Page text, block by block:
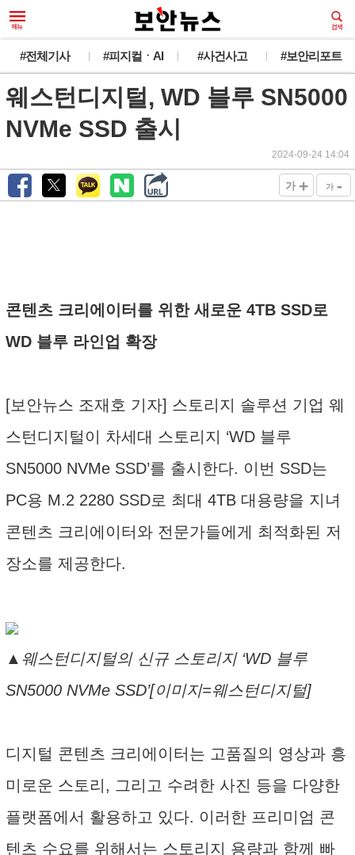
#전체기사 #피지컬ㆍAI #사건사고 #보안리포트
웨스턴디지털, WD 블루 SN5000
NVMe SSD 출시
2024-09-24 14:04
가 + 가 -
콘텐츠 크리에이터를 위한 새로운 4TB SSD로
WD 블루 라인업 확장
[보안뉴스 조재호 기자] 스토리지 솔루션 기업 웨
스턴디지털이 차세대 스토리지 ‘WD 블루
SN5000 NVMe SSD’를 출시한다. 이번 SSD는
PC용 M.2 2280 SSD로 최대 4TB 대용량을 지녀
콘텐츠 크리에이터와 전문가들에게 최적화된 저
장소를 제공한다.
▲웨스턴디지털의 신규 스토리지 ‘WD 블루
SN5000 NVMe SSD’[이미지=웨스턴디지털]
디지털 콘텐츠 크리에이터는 고품질의 영상과 흥
미로운 스토리, 그리고 수려한 사진 등을 다양한
플랫폼에서 활용하고 있다. 이러한 프리미엄 콘
텐츠 수요를 위해서는 스토리지 용량과 함께 빠